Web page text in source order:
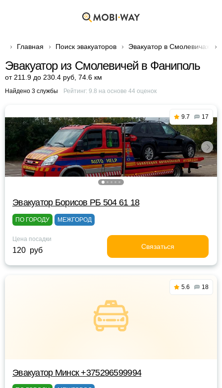
Главная Поиск эвакуаторов Эвакуатор в Смолевичах
Эвакуатор из Смолевичей в Фаниполь
от 211.9 до 230.4 руб 74.6 км
Найдено 3 службы Рейтинг: 9.8 на основе 44оценок
9.7 17
Эвакуатор Борисов РБ 504 61 18
ПО ГОРОДУ МЕЖГОРОД
Цена посадки
120 руб Связаться
5.6 18
Эвакуатор Минск +375296599994